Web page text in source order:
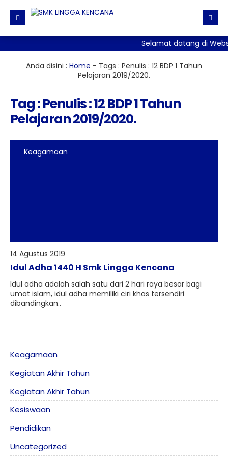
Direktori
Agenda
Pengumuman
Editorial
Galeri
Galeri Photo
Galeri Video
Fasilitas
Ekskul
Selamat datang di
Anda disini : Home - Tags : Penulis : 12 BDP 1 Tahun
Pelajaran 2019/2020.
Tag : Penulis : 12 BDP 1 Tahun
Pelajaran 2019/2020.
Keagamaan
14 Agustus 2019
Idul Adha 1440 H Smk Lingga Kencana
Idul adha adalah salah satu dari 2 hari raya besar bagi
umat islam, idul adha memiliki ciri khas tersendiri
dibandingkan..
Keagamaan
Kegiatan Akhir Tahun
Kegiatan Akhir Tahun
Kesiswaan
Pendidikan
Uncategorized